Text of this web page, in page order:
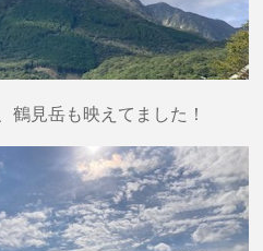
鶴見岳も映えてました！